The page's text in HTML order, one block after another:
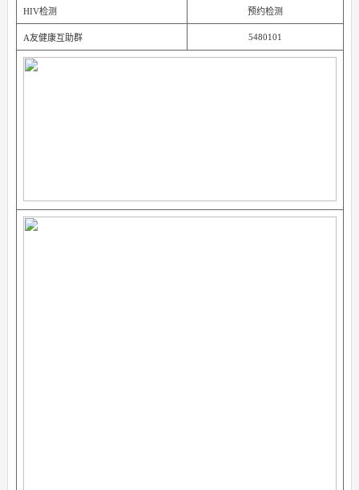
HIV检测 预约检测
A友健康互助群 5480101